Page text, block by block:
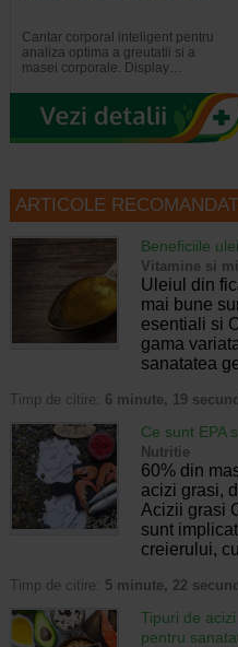
Cantar corporal inteligent pentru
analiza optima a greutatii si a
masei corporale. Display…
ARTICOLE
Beneficiile
Vitamine si
Uleiul din
mai bune
esentiali si
gama
sanatatea
Timp de citire: 6 minute, 19
Ce sunt EPA
Nutritie
60% din
acizi grasi,
Acizii grasi
sunt
creierului,
Timp de citire: 5 minute, 22
Tipuri de
pentru